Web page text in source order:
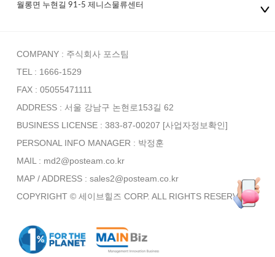
월롱면 누현길 91-5 제니스물류센터
COMPANY : 주식회사 포스팀
TEL : 1666-1529
FAX : 05055471111
ADDRESS : 서울 강남구 논현로153길 62
BUSINESS LICENSE : 383-87-00207 [사업자정보확인]
PERSONAL INFO MANAGER : 박정훈
MAIL : md2@posteam.co.kr
MAP / ADDRESS : sales2@posteam.co.kr
COPYRIGHT © 세이브힐즈 CORP. ALL RIGHTS RESERVED.